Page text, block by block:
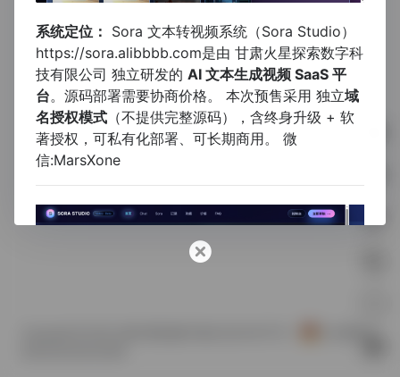
系统定位： Sora 文本转视频系统（Sora Studio）
https://sora.alibbbb.com是由 甘肃火星探索数字科
技有限公司 独立研发的 AI 文本生成视频 SaaS 平
台。源码部署需要协商价格。 本次预售采用 独立域
名授权模式 （不提供完整源码），含终身升级 + 软
著授权，可私有化部署、可长期商用。 微
信:MarsXone